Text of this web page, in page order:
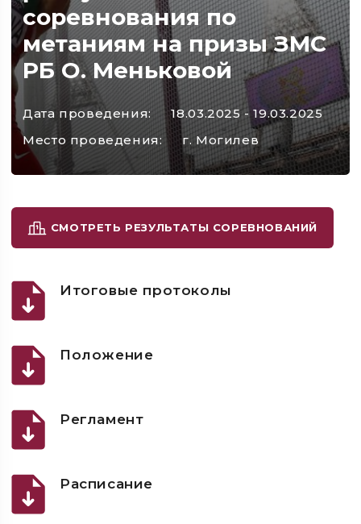
соревнования по
метаниям на призы ЗМС
РБ О. Меньковой
Дата проведения:
18.03.2025 - 19.03.2025
Место проведения:
г. Могилев
СМОТРЕТЬ РЕЗУЛЬТАТЫ СОРЕВНОВАНИЙ
Итоговые протоколы
Положение
Регламент
Расписание